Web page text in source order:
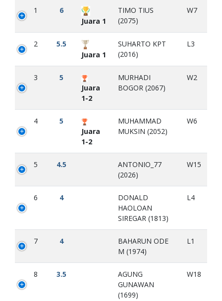
1
6
Juara 1
TIMO TIUS
(2075)
W7
2
5.5
Juara 1
SUHARTO KPT
(2016)
L3
3
5
Juara
1-2
MURHADI
BOGOR (2067)
W2
4
5
Juara
1-2
MUHAMMAD
MUKSIN (2052)
W6
5 4.5
ANTONIO_77
(2026)
W15
6 4
DONALD
HAOLOAN
SIREGAR (1813)
L4
7 4
BAHARUN ODE
M (1974)
L1
8 3.5
AGUNG
GUNAWAN
(1699)
W18